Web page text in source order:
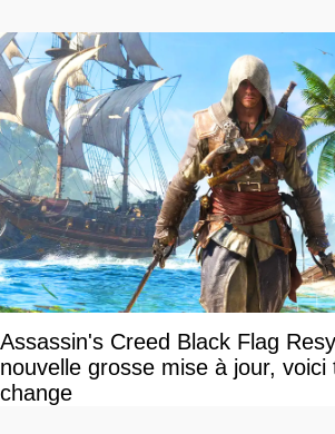
Assassin's Creed Black Flag
nouvelle grosse mise à jour, voici
change